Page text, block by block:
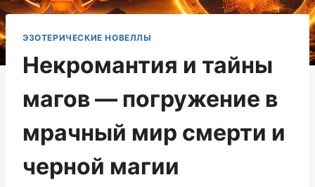
ЭЗОТЕРИЧЕСКИЕ НОВЕЛЛЫ
Некромантия и тайны
магов — погружение в
мрачный мир смерти и
черной магии